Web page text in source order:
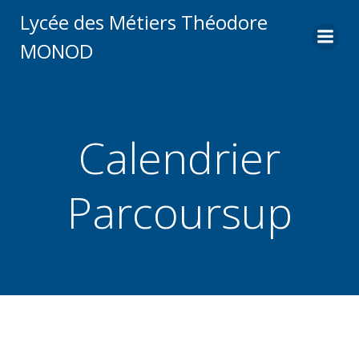
au
Lycée des Métiers Théodore
MONOD
Calendrier
Parcoursup